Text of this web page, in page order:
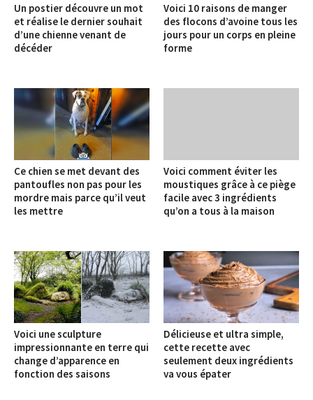
Un postier découvre un mot
et réalise le dernier souhait
d’une chienne venant de
décéder
Voici 10 raisons de manger
des flocons d’avoine tous les
jours pour un corps en pleine
forme
Ce chien se met devant des
pantoufles non pas pour les
mordre mais parce qu’il veut
les mettre
Voici comment éviter les
moustiques grâce à ce piège
facile avec 3 ingrédients
qu’on a tous à la maison
Voici une sculpture
impressionnante en terre qui
change d’apparence en
fonction des saisons
Délicieuse et ultra simple,
cette recette avec
seulement deux ingrédients
va vous épater